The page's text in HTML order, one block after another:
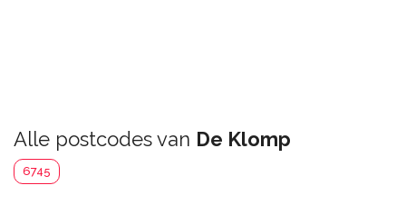
Alle postcodes van De Klomp
6745